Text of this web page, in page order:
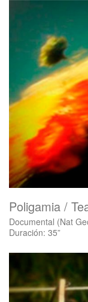
Poligamia /
Documental (Nat
Duración: 35”